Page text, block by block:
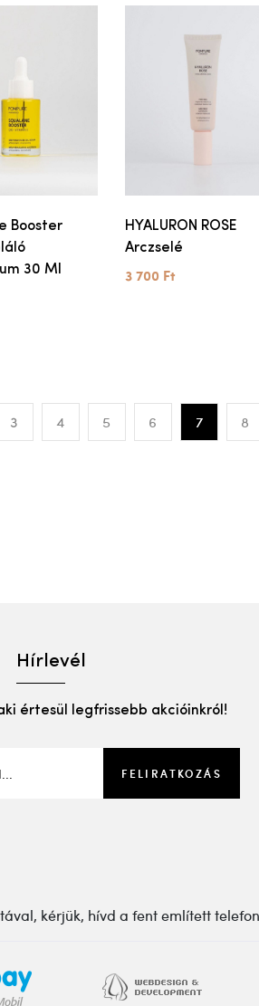
Booster
30 Ml
HYALURON ROSE
Arczselé
3 700 Ft
3 4 5 6 7 8
Hírlevél
értesül legfrissebb akcióinkról!
FELIRATKOZÁS
kérjük, hívd a fent említett